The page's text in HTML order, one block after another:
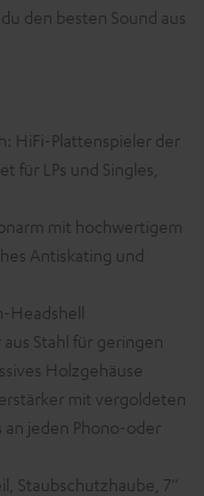
den besten Sound aus
HiFi-Plattenspieler der
für LPs und Singles,
mit hochwertigem
Antiskating und
Headshell
Stahl für geringen
Holzgehäuse
mit vergoldeten
an jeden Phono-oder
7‘‘